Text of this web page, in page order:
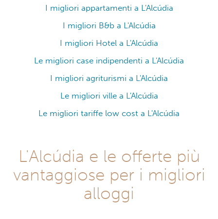
I migliori appartamenti a L'Alcúdia
I migliori B&b a L'Alcúdia
I migliori Hotel a L'Alcúdia
Le migliori case indipendenti a L'Alcúdia
I migliori agriturismi a L'Alcúdia
Le migliori ville a L'Alcúdia
Le migliori tariffe low cost a L'Alcúdia
L'Alcúdia e le offerte più
vantaggiose per i migliori
alloggi